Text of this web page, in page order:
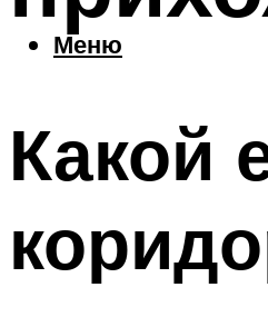
Меню
Какой